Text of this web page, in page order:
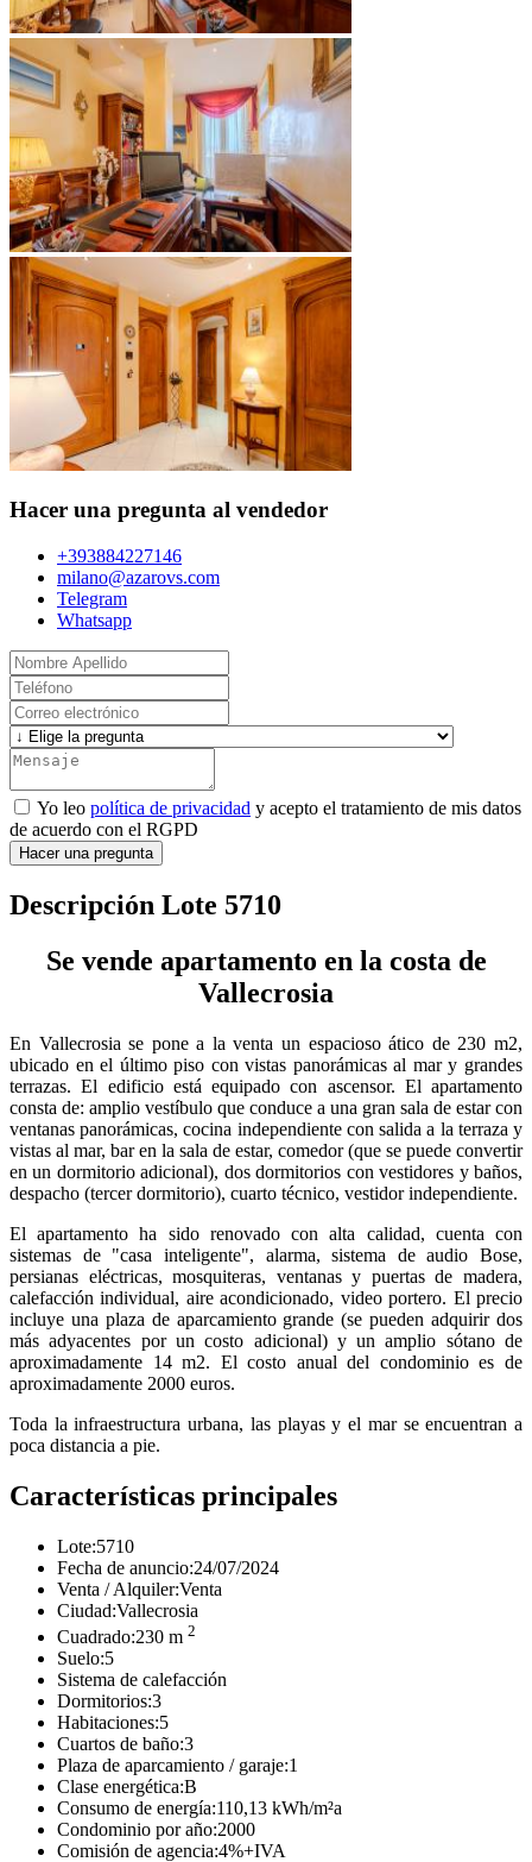
Hacer una pregunta al vendedor
+393884227146
milano@azarovs.com
Telegram
Whatsapp
Yo leo política de privacidad y acepto el tratamiento de mis datos
de acuerdo con el RGPD
Hacer una pregunta
Descripción Lote 5710
Se vende apartamento en la costa de
Vallecrosia
En Vallecrosia se pone a la venta un espacioso ático de 230 m2,
ubicado en el último piso con vistas panorámicas al mar y grandes
terrazas. El edificio está equipado con ascensor. El apartamento
consta de: amplio vestíbulo que conduce a una gran sala de estar con
ventanas panorámicas, cocina independiente con salida a la terraza y
vistas al mar, bar en la sala de estar, comedor (que se puede convertir
en un dormitorio adicional), dos dormitorios con vestidores y baños,
despacho (tercer dormitorio), cuarto técnico, vestidor independiente.
El apartamento ha sido renovado con alta calidad, cuenta con
sistemas de "casa inteligente", alarma, sistema de audio Bose,
persianas eléctricas, mosquiteras, ventanas y puertas de madera,
calefacción individual, aire acondicionado, video portero. El precio
incluye una plaza de aparcamiento grande (se pueden adquirir dos
más adyacentes por un costo adicional) y un amplio sótano de
aproximadamente 14 m2. El costo anual del condominio es de
aproximadamente 2000 euros.
Toda la infraestructura urbana, las playas y el mar se encuentran a
poca distancia a pie.
Características principales
Lote:5710
Fecha de anuncio:24/07/2024
Venta / Alquiler:Venta
Ciudad:Vallecrosia
Cuadrado:230 m 2
Suelo:5
Sistema de calefacción
Dormitorios:3
Habitaciones:5
Cuartos de baño:3
Plaza de aparcamiento / garaje:1
Clase energética:B
Consumo de energía:110,13 kWh/m²a
Condominio por año:2000
Comisión de agencia:4%+IVA